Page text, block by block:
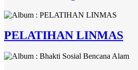
PELATIHAN LINMAS